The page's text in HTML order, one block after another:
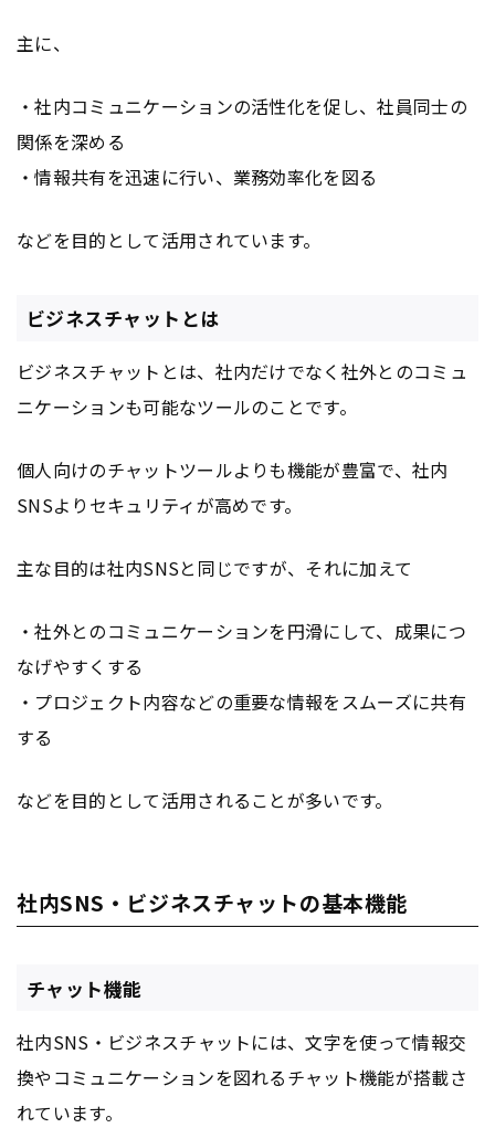
主に、
・社内コミュニケーションの活性化を促し、社員同士の
関係を深める
・情報共有を迅速に行い、業務効率化を図る
などを目的として活用されています。
ビジネスチャットとは
ビジネスチャットとは、社内だけでなく社外とのコミュ
ニケーションも可能なツールのことです。
個人向けのチャットツールよりも機能が豊富で、社内
SNSよりセキュリティが高めです。
主な目的は社内SNSと同じですが、それに加えて
・社外とのコミュニケーションを円滑にして、成果につ
なげやすくする
・プロジェクト内容などの重要な情報をスムーズに共有
する
などを目的として活用されることが多いです。
社内SNS・ビジネスチャットの基本機能
チャット機能
社内SNS・ビジネスチャットには、文字を使って情報交
換やコミュニケーションを図れるチャット機能が搭載さ
れています。